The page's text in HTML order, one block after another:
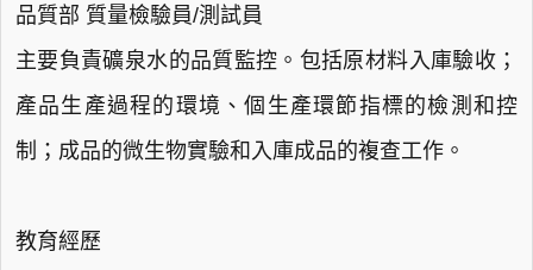
品質部 質量檢驗員/測試員
主要負責礦泉水的品質監控。包括原材料入庫驗收；
產品生產過程的環境、個生產環節指標的檢測和控
制；成品的微生物實驗和入庫成品的複查工作。
教育經歷